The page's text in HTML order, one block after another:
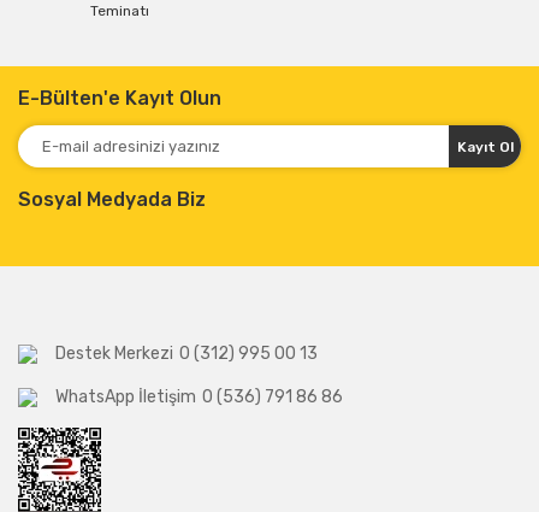
Teminatı
E-Bülten'e Kayıt Olun
Kayıt Ol
Sosyal Medyada Biz
Destek Merkezi 0 (312) 995 00 13
WhatsApp İletişim 0 (536) 791 86 86